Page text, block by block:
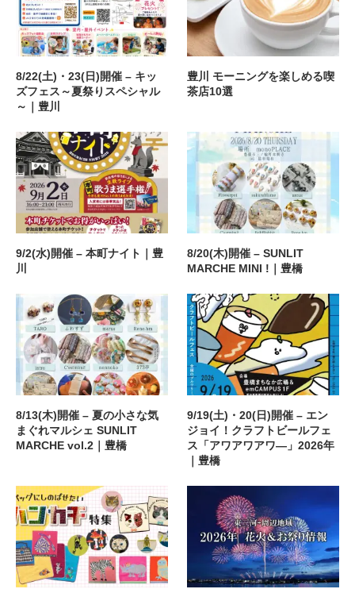
8/22(土)・23(日)開催 – キッ
ズフェス～夏祭りスペシャル
～｜豊川
豊川 モーニングを楽しめる喫
茶店10選
9/2(水)開催 – 本町ナイト｜豊
川
8/20(木)開催 – SUNLIT
MARCHE MINI !｜豊橋
8/13(木)開催 – 夏の小さな気
まぐれマルシェ SUNLIT
MARCHE vol.2｜豊橋
9/19(土)・20(日)開催 – エン
ジョイ！クラフトビールフェ
ス「アワアワアワ―」2026年
｜豊橋